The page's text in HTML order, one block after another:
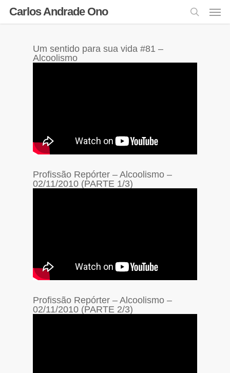
Carlos Andrade Ono
Um sentido para sua vida #81 –
Alcoolismo
Profissão Repórter – Alcoolismo –
02/11/2010 (PARTE 1/3)
Profissão Repórter – Alcoolismo –
02/11/2010 (PARTE 2/3)